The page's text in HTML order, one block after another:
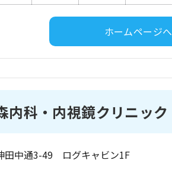
ホームページへ
内科・内視鏡クリニック
田中通3-49 ログキャビン1F